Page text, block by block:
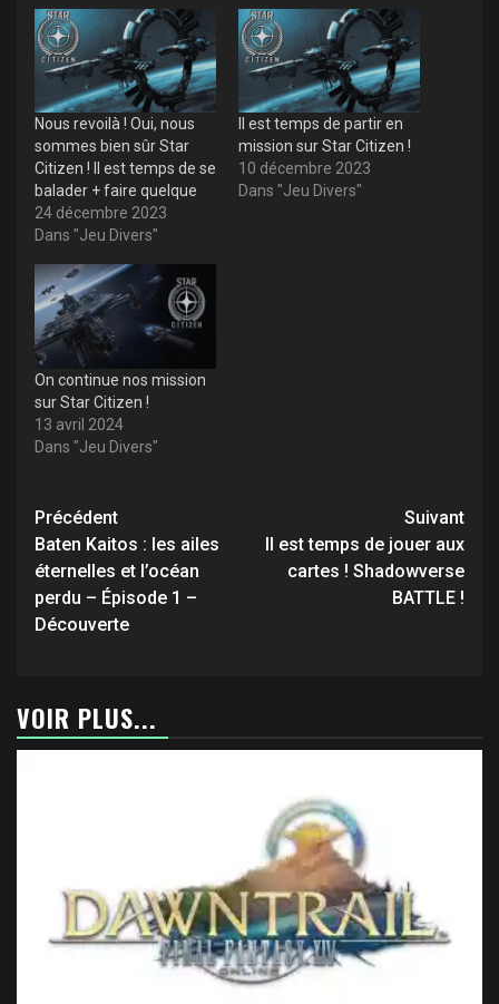
Nous revoilà ! Oui, nous
sommes bien sûr Star
Citizen ! Il est temps de se
balader + faire quelque
24 décembre 2023
Dans "Jeu Divers"
Il est temps de partir en
mission sur Star Citizen !
10 décembre 2023
Dans "Jeu Divers"
On continue nos mission
sur Star Citizen !
13 avril 2024
Dans "Jeu Divers"
Navigation
d’article
Précédent
Baten Kaitos : les ailes
éternelles et l’océan
perdu – Épisode 1 –
Découverte
Suivant
Il est temps de jouer aux
cartes ! Shadowverse
BATTLE !
VOIR PLUS...